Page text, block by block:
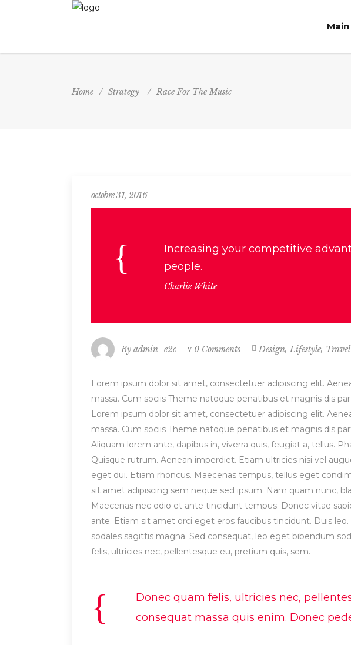
Home / Strategy / Race For The Music
octobre 31, 2016
Increasing your competitive
people.
Charlie White
By admin_e2c 0 Comments Design, Lifestyle, Travel
Lorem ipsum dolor sit amet, consectetuer adipiscing elit.
massa. Cum sociis Theme natoque penatibus et magnis dis
Lorem ipsum dolor sit amet, consectetuer adipiscing elit.
massa. Cum sociis Theme natoque penatibus et magnis dis
Aliquam lorem ante, dapibus in, viverra quis, feugiat a, tellus.
Quisque rutrum. Aenean imperdiet. Etiam ultricies nisi vel
eget dui. Etiam rhoncus. Maecenas tempus, tellus eget
sit amet adipiscing sem neque sed ipsum. Nam quam nunc,
Maecenas nec odio et ante tincidunt tempus. Donec vitae
ante. Etiam sit amet orci eget eros faucibus tincidunt. Duis
sodales sagittis magna. Sed consequat, leo eget bibendum
felis, ultricies nec, pellentesque eu, pretium quis, sem.
Donec quam felis, ultricies nec,
consequat massa quis enim. Donec